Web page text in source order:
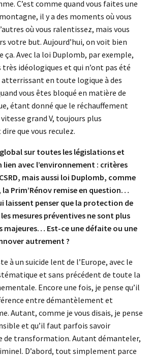
C’est comme quand vous faites une
il y a des moments où vous
où vous ralentissez, mais vous
votre but. Aujourd’hui, on voit bien
ça. Avec la loi Duplomb, par exemple,
très idéologiques et qui n’ont pas été
en toute logique à des
vous êtes bloqué en matière de
étant donné que le réchauffement
grand V, toujours plus
que vous reculez.
sur toutes les législations et
avec l’environnement : critères
mais aussi loi Duplomb, comme
la Prim’Rénov remise en question…
laissent penser que la protection de
mesures préventives ne sont plus
majeures… Est-ce une défaite ou une
autrement ?
à un suicide lent de l’Europe, avec le
et sans précédent de toute la
Encore une fois, je pense qu’il
entre démantèlement et
Autant, comme je vous disais, je pense
et qu’il faut parfois savoir
de transformation. Autant démanteler,
D’abord, tout simplement parce